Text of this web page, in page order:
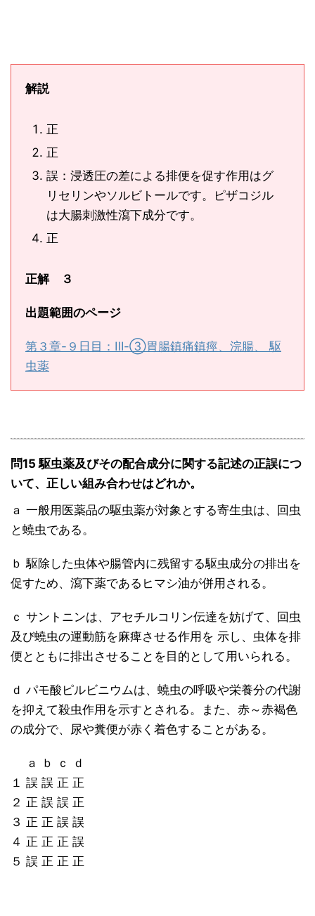
解説
正
正
誤：浸透圧の差による排便を促す作用はグ
リセリンやソルビトールです。ピザコジル
は大腸刺激性瀉下成分です。
正
正解 ３
出題範囲のページ
第３章-９日目：Ⅲ-③胃腸鎮痛鎮痙、浣腸、 駆
虫薬
問15 駆虫薬及びその配合成分に関する記述の正誤につ
いて、正しい組み合わせはどれか。
ａ 一般用医薬品の駆虫薬が対象とする寄生虫は、回虫
と蟯虫である。
ｂ 駆除した虫体や腸管内に残留する駆虫成分の排出を
促すため、瀉下薬であるヒマシ油が併用される。
ｃ サントニンは、アセチルコリン伝達を妨げて、回虫
及び蟯虫の運動筋を麻痺させる作用を 示し、虫体を排
便とともに排出させることを目的として用いられる。
ｄ パモ酸ピルビニウムは、蟯虫の呼吸や栄養分の代謝
を抑えて殺虫作用を示すとされる。また、赤～赤褐色
の成分で、尿や糞便が赤く着色することがある。
ａ ｂ ｃ ｄ
１ 誤 誤 正 正
２ 正 誤 誤 正
３ 正 正 誤 誤
４ 正 正 正 誤
５ 誤 正 正 正